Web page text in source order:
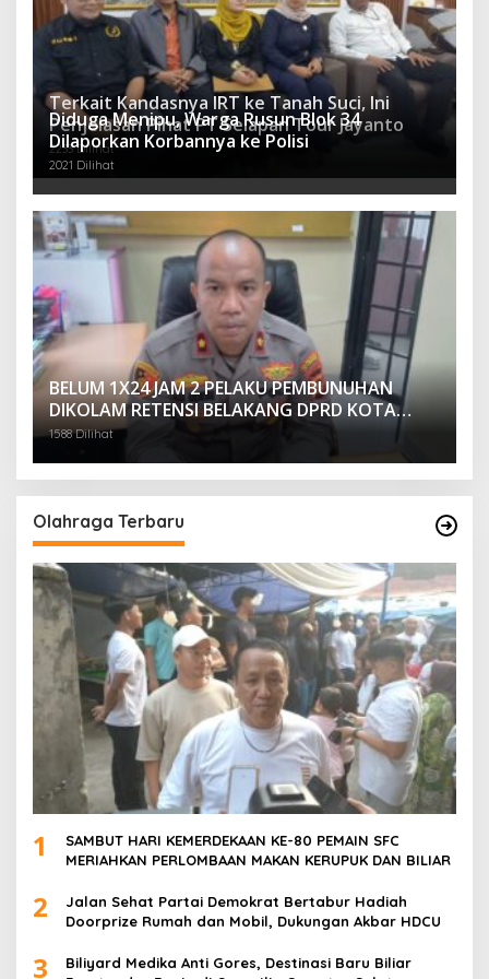
Terkait Kandasnya IRT ke Tanah Suci, Ini
Penjelasan Pihat PT Selapan Tour Jayanto
2233 Dilihat
Diduga Menipu, Warga Rusun Blok 34
Dilaporkan Korbannya ke Polisi
2021 Dilihat
BELUM 1X24 JAM 2 PELAKU PEMBUNUHAN
DIKOLAM RETENSI BELAKANG DPRD KOTA
PALEMBANG TELAH DIRINGKUS ANGGOTA
1588 Dilihat
Olahraga Terbaru
1
SAMBUT HARI KEMERDEKAAN KE-80 PEMAIN SFC
MERIAHKAN PERLOMBAAN MAKAN KERUPUK DAN BILIAR
2
Jalan Sehat Partai Demokrat Bertabur Hadiah
Doorprize Rumah dan Mobil, Dukungan Akbar HDCU
3
Biliyard Medika Anti Gores, Destinasi Baru Biliar